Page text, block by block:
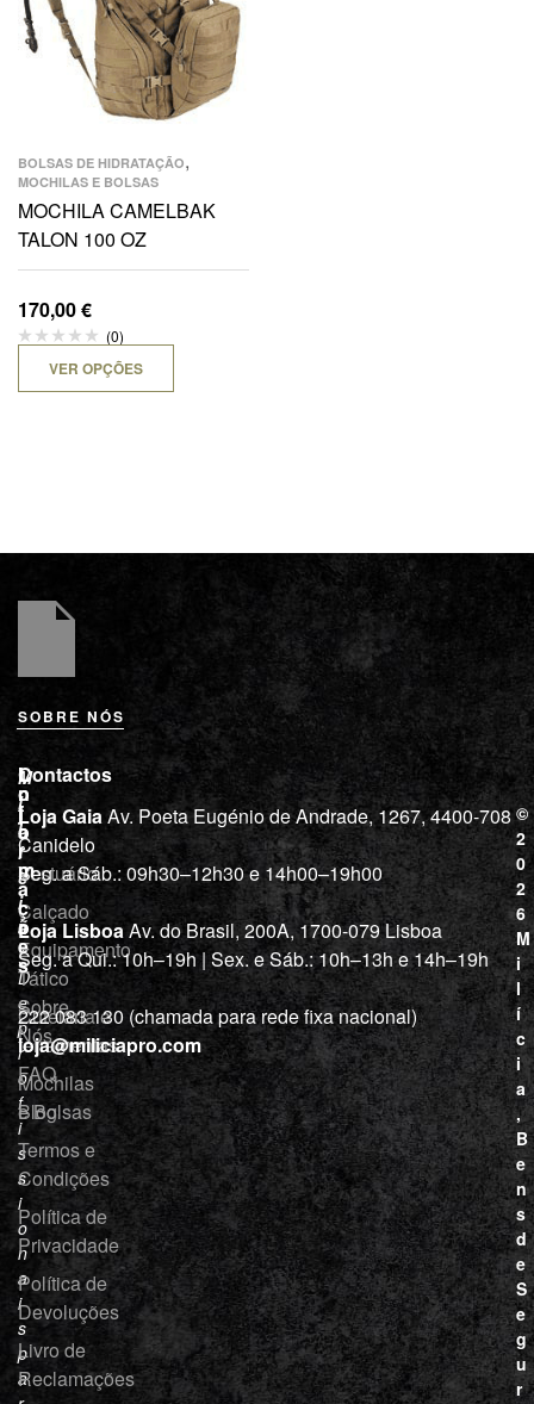
BOLSAS DE HIDRATAÇÃO,
MOCHILAS E BOLSAS
MOCHILA CAMELBAK
TALON 100 OZ
170,00€
(0)
VER OPÇÕES
SOBRE NÓS
M
i
l
í
c
i
a
“
D
e
p
r
o
f
i
s
s
i
o
n
a
i
s
p
a
L
o
j
a
Vestuário
Calçado
Equipamento
Tático
Cutelaria e
ferramentas
Mochilas
e Bolsas
I
n
f
o
r
m
a
ç
õ
e
s
Sobre
Nós
FAQ
Blog
Termos e
Condições
Política de
Privacidade
Política de
Devoluções
Livro de
Reclamações
Contactos
Loja GaiaAv. Poeta Eugénio de Andrade, 1267, 4400-708
Canidelo
Seg. a Sáb.: 09h30–12h30 e 14h00–19h00
Loja LisboaAv. do Brasil, 200A, 1700-079 Lisboa
Seg. a Qui.: 10h–19h | Sex. e Sáb.: 10h–13h e 14h–19h
222 083 130 (chamada para rede fixa nacional)
loja@miliciapro.com
©
2
0
2
6
M
i
l
í
c
i
a
,
B
e
n
s
d
e
S
e
g
u
r